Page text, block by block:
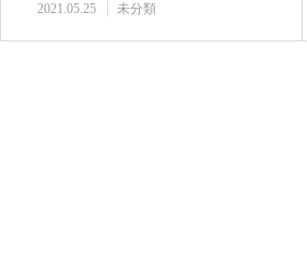
2021.05.25 未分類